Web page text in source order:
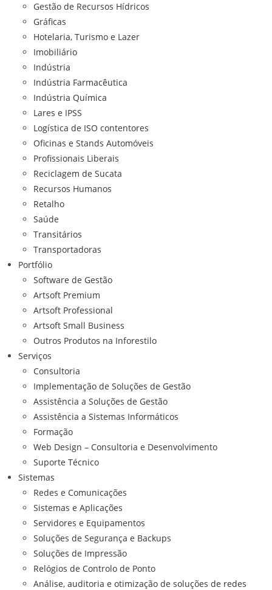
Gestão de Recursos Hídricos
Gráficas
Hotelaria, Turismo e Lazer
Imobiliário
Indústria
Indústria Farmacêutica
Indústria Química
Lares e IPSS
Logística de ISO contentores
Oficinas e Stands Automóveis
Profissionais Liberais
Reciclagem de Sucata
Recursos Humanos
Retalho
Saúde
Transitários
Transportadoras
Portfólio
Software de Gestão
Artsoft Premium
Artsoft Professional
Artsoft Small Business
Outros Produtos na Inforestilo
Serviços
Consultoria
Implementação de Soluções de Gestão
Assistência a Soluções de Gestão
Assistência a Sistemas Informáticos
Formação
Web Design – Consultoria e Desenvolvimento
Suporte Técnico
Sistemas
Redes e Comunicações
Sistemas e Aplicações
Servidores e Equipamentos
Soluções de Segurança e Backups
Soluções de Impressão
Relógios de Controlo de Ponto
Análise, auditoria e otimização de soluções de redes